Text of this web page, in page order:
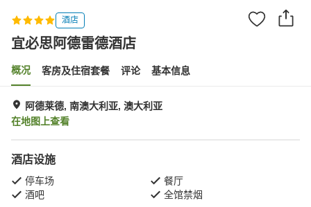
酒店
宜必思阿德雷德酒店
概况 客房及住宿套餐 评论 基本信息
阿德莱德, 南澳大利亚, 澳大利亚
在地图上查看
酒店设施
停车场
餐厅
酒吧
全馆禁烟